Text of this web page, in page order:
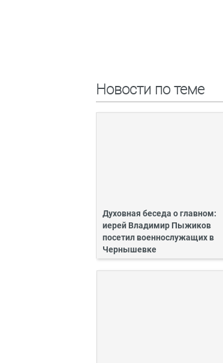
Новости по теме
Духовная беседа о главном:
иерей Владимир Пыжиков
посетил военнослужащих в
Чернышевке